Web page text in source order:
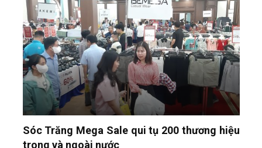
Sóc Trăng Mega Sale qui tụ 200 thương hiệu
trong và ngoài nước